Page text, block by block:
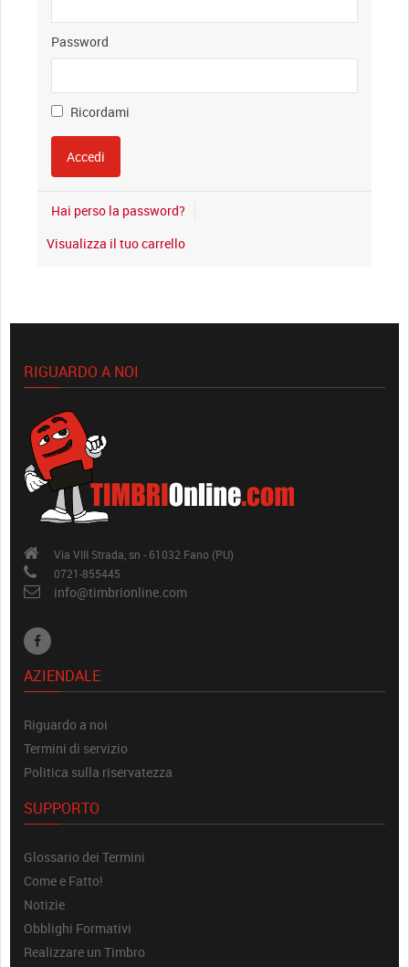
Password
Ricordami
Hai perso la password?
Visualizza il tuo carrello
RIGUARDO A NOI
Via VIII Strada, sn - 61032 Fano (PU)
0721-855445
info@timbrionline.com
AZIENDALE
Riguardo a noi
Termini di servizio
Politica sulla riservatezza
SUPPORTO
Glossario dei Termini
Come e Fatto!
Notizie
Obblighi Formativi
Realizzare un Timbro